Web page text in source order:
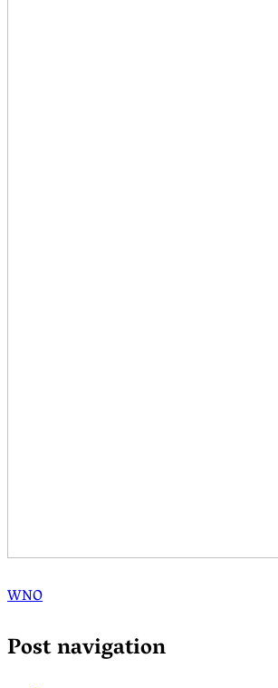
WNO
Post navigation